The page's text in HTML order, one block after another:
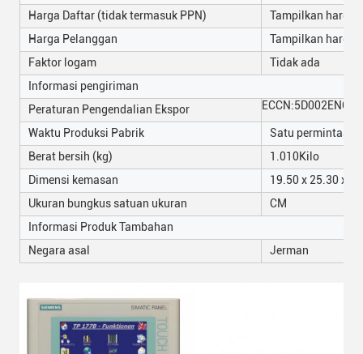
Harga Daftar (tidak termasuk PPN)
Tampilkan harga
Harga Pelanggan
Tampilkan harga
Faktor logam
Tidak ada
Informasi pengiriman
Peraturan Pengendalian Ekspor
Waktu Produksi Pabrik
Satu permintaan.
Berat bersih (kg)
1.010Kilo
Dimensi kemasan
19.50 x 25.30 x
Ukuran bungkus satuan ukuran
CM
Informasi Produk Tambahan
Negara asal
Jerman